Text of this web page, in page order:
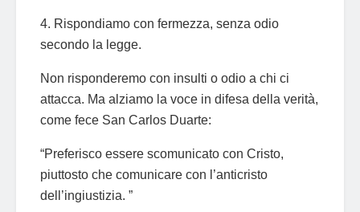
4. Rispondiamo con fermezza, senza odio
secondo la legge.
Non risponderemo con insulti o odio a chi ci
attacca. Ma alziamo la voce in difesa della verità,
come fece San Carlos Duarte:
“Preferisco essere scomunicato con Cristo,
piuttosto che comunicare con l’anticristo
dell’ingiustizia. ”